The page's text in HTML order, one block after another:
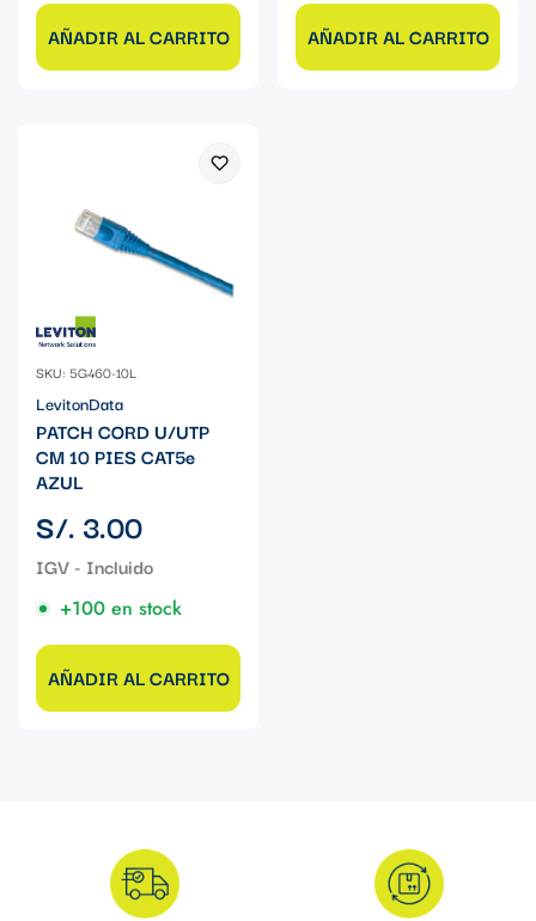
AÑADIR AL CARRITO AÑADIR AL CARRITO
SKU: 5G460-10L
LevitonData
PATCH CORD U/UTP
CM 10 PIES CAT5e
AZUL
Precio
regular
S/. 3.00
+100 en stock
AÑADIR AL CARRITO